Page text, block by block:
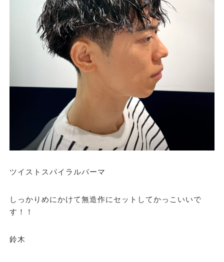
ツイストスパイラルパーマ
しっかりめにかけて無造作にセットしてかっこいいで
す！！
鈴木